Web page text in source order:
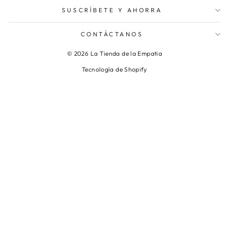
SUSCRÍBETE Y AHORRA
CONTÁCTANOS
© 2026 La Tienda de la Empatia
Tecnología de Shopify